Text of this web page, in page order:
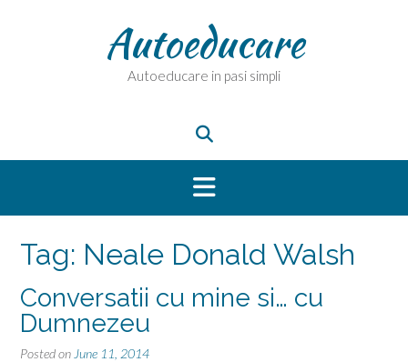
Autoeducare
Autoeducare in pasi simpli
Tag: Neale Donald Walsh
Conversatii cu mine si… cu
Dumnezeu
Posted on June 11, 2014